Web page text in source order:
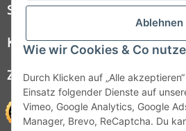
Ablehnen
Wie wir Cookies & Co
Durch Klicken auf „Alle
Einsatz folgender Dienste auf
Vimeo, Google Analytics, Google
Manager, Brevo, ReCaptcha. Du
Steelboxx
Kundenservice
Zahlungsmöglichkeiten